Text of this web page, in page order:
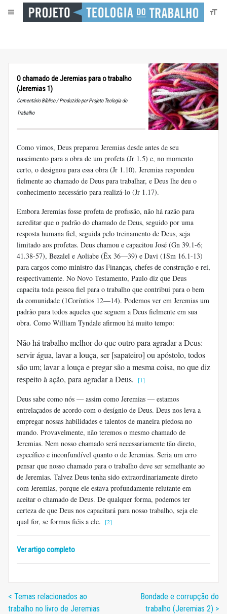
O chamado de Jeremias para o trabalho
(Jeremias 1)
Comentário Bíblico / Produzido por Projeto Teologia do
Trabalho
Como vimos, Deus preparou Jeremias desde antes de seu
nascimento para a obra de um profeta (Jr 1.5) e, no momento
certo, o designou para essa obra (Jr 1.10). Jeremias respondeu
fielmente ao chamado de Deus para trabalhar, e Deus lhe deu o
conhecimento necessário para realizá-lo (Jr 1.17).
Embora Jeremias fosse profeta de profissão, não há razão para
acreditar que o padrão do chamado de Deus, seguido por uma
resposta humana fiel, seguida pelo treinamento de Deus, seja
limitado aos profetas. Deus chamou e capacitou José (Gn 39.1-6;
41.38-57), Bezalel e Aoliabe (Êx 36—39) e Davi (1Sm 16.1-13)
para cargos como ministro das Finanças, chefes de construção e rei,
respectivamente. No Novo Testamento, Paulo diz que Deus
capacita toda pessoa fiel para o trabalho que contribui para o bem
da comunidade (1Coríntios 12—14). Podemos ver em Jeremias um
padrão para todos aqueles que seguem a Deus fielmente em sua
obra. Como William Tyndale afirmou há muito tempo:
Não há trabalho melhor do que outro para agradar a Deus:
servir água, lavar a louça, ser [sapateiro] ou apóstolo, todos
são um; lavar a louça e pregar são a mesma coisa, no que diz
respeito à ação, para agradar a Deus.
[1]
Deus sabe como nós — assim como Jeremias — estamos
entrelaçados de acordo com o desígnio de Deus. Deus nos leva a
empregar nossas habilidades e talentos de maneira piedosa no
mundo. Provavelmente, não teremos o mesmo chamado de
Jeremias. Nem nosso chamado será necessariamente tão direto,
específico e inconfundível quanto o de Jeremias. Seria um erro
pensar que nosso chamado para o trabalho deve ser semelhante ao
de Jeremias. Talvez Deus tenha sido extraordinariamente direto
com Jeremias, porque ele estava profundamente relutante em
aceitar o chamado de Deus. De qualquer forma, podemos ter
certeza de que Deus nos capacitará para nosso trabalho, seja ele
qual for, se formos fiéis a ele.
[2]
Ver artigo completo
< Temas relacionados ao
trabalho no livro de Jeremias
Bondade e corrupção do
trabalho (Jeremias 2) >